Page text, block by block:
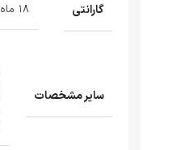
گارانتی ۱۸ ماه ضمانت نامه شرکتی (ضمانت اصالت کالا ، گلوبال اصلی)
سایر مشخصات